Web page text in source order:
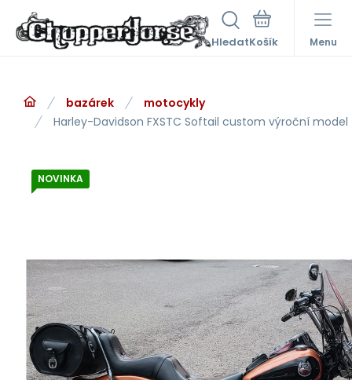
Hledat Menu
bazárek
motocykly
Harley-Davidson FXSTC Softail custom výroční model
NOVINKA